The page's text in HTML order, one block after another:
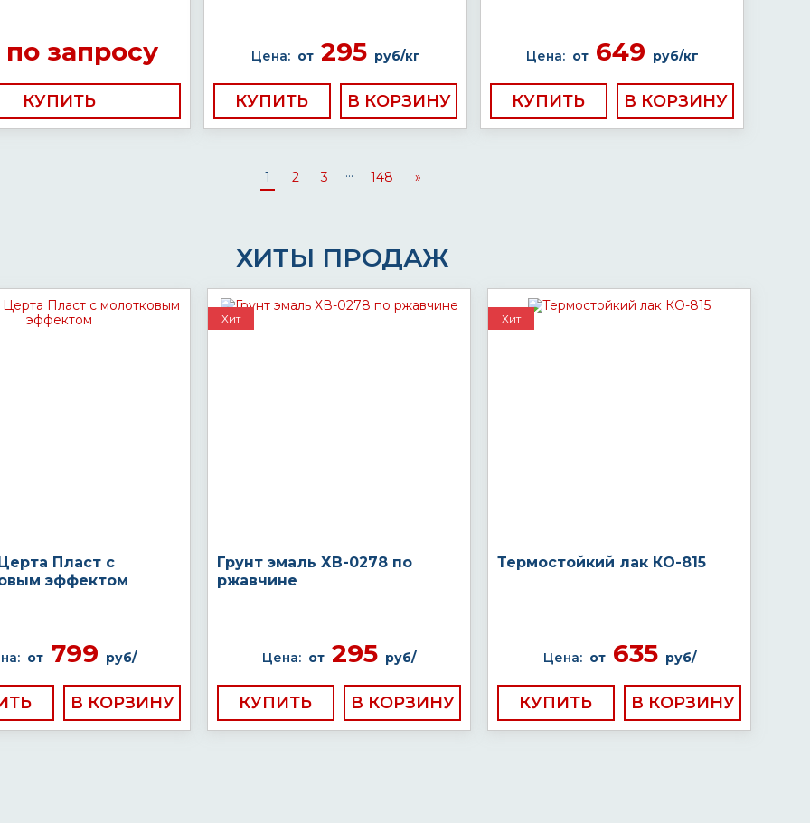
запросу
КУПИТЬ
Цена: от295 руб/кг
КУПИТЬ
Цена: от649 руб/кг
КУПИТЬ
1 2 3 ... 148 »
ХИТЫ ПРОДАЖ
Пласт с
эффектом
от 799 руб/
Хит
Грунт эмаль ХВ-0278 по
ржавчине
Цена: от 295 руб/
КУПИТЬ
Хит
Термостойкий лак КО-815
Цена: от635 руб/
КУПИТЬ